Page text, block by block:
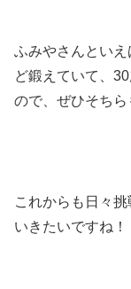
ふみやさんとい
ど鍛えていて、
ので、ぜひそちら
これからも日々
いきたいですね！